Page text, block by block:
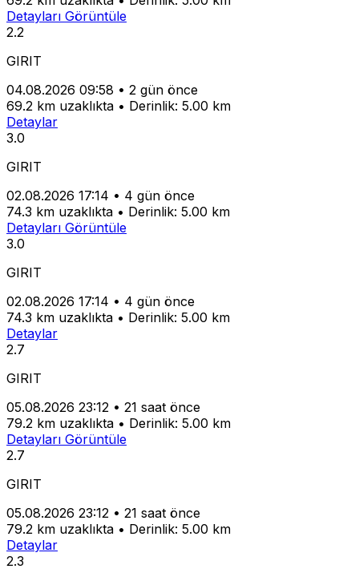
Detayları Görüntüle
2.2
GIRIT
04.08.2026 09:58 • 2 gün önce
69.2 km uzaklıkta • Derinlik: 5.00 km
Detaylar
3.0
GIRIT
02.08.2026 17:14 • 4 gün önce
74.3 km uzaklıkta • Derinlik: 5.00 km
Detayları Görüntüle
3.0
GIRIT
02.08.2026 17:14 • 4 gün önce
74.3 km uzaklıkta • Derinlik: 5.00 km
Detaylar
2.7
GIRIT
05.08.2026 23:12 • 21 saat önce
79.2 km uzaklıkta • Derinlik: 5.00 km
Detayları Görüntüle
2.7
GIRIT
05.08.2026 23:12 • 21 saat önce
79.2 km uzaklıkta • Derinlik: 5.00 km
Detaylar
2.3